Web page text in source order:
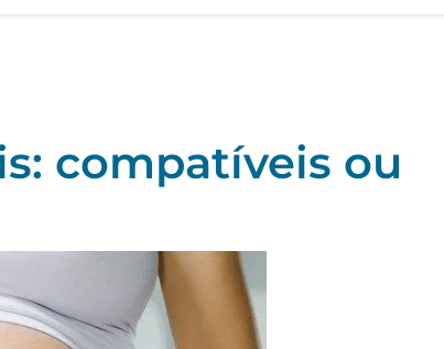
compatíveis ou